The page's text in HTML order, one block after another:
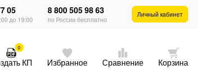
05
до 19:00
8 800 505 98 63
по России бесплатно
Личный кабинет
0
КП Избранное Сравнение Корзина